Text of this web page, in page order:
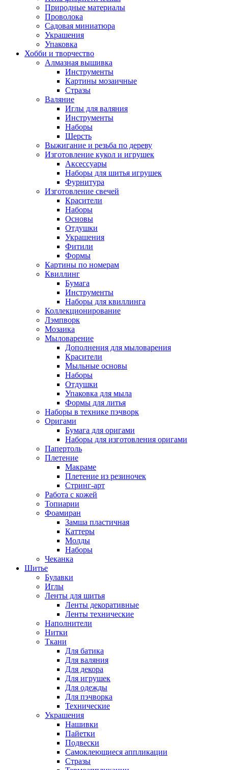
Природные материалы
Проволока
Садовая миниатюра
Украшения
Упаковка
Хобби и творчество
Алмазная вышивка
Инструменты
Картины мозаичные
Стразы
Валяние
Иглы для валяния
Инструменты
Наборы
Шерсть
Выжигание и резьба по дереву
Изготовление кукол и игрушек
Аксессуары
Наборы для шитья игрушек
Фурнитура
Изготовление свечей
Красители
Наборы
Основы
Отдушки
Украшения
Фитили
Формы
Картины по номерам
Квиллинг
Бумага
Инструменты
Наборы для квиллинга
Коллекционирование
Лэмпворк
Мозаика
Мыловарение
Дополнения для мыловарения
Красители
Мыльные основы
Наборы
Отдушки
Упаковка для мыла
Формы для литья
Наборы в технике пэчворк
Оригами
Бумага для оригами
Наборы для изготовления оригами
Папертоль
Плетение
Макраме
Плетение из резиночек
Стринг-арт
Работа с кожей
Топиарии
Фоамиран
Замша пластичная
Каттеры
Молды
Наборы
Чеканка
Шитье
Булавки
Иглы
Ленты для шитья
Ленты декоративные
Ленты технические
Наполнители
Нитки
Ткани
Для батика
Для валяния
Для декора
Для игрушек
Для одежды
Для пэчворка
Технические
Украшения
Нашивки
Пайетки
Подвески
Самоклеющиеся аппликации
Стразы